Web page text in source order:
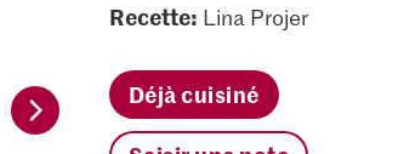
Recette: Lina Projer
Déjà cuisiné